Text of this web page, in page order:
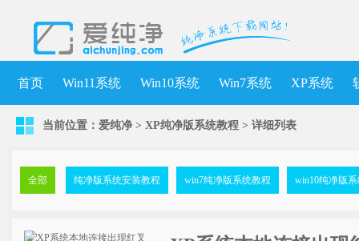
首页 Win11系统 Win10系统 Win7系统 XP系统
当前位置： 爱纯净 > XP纯净版系统教程 > 详细列表
全部 纯净版系统安装教程 win7纯净版系统教程 win10纯净版